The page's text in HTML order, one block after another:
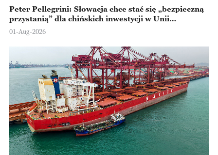
Peter Pellegrini: Słowacja chce stać się „bezpieczną
przystanią” dla chińskich inwestycji w Unii
Europejskiej
01-Aug-2026